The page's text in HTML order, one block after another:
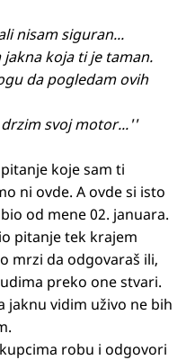
nisam siguran...
koja ti je taman.
da pogledam ovih
svoj motor...''
koje sam ti
ni ovde. A ovde si isto
od mene 02. januara.
pitanje tek krajem
mrzi da odgovaraš ili,
preko one stvari.
jaknu vidim uživo ne bih
robu i odgovori